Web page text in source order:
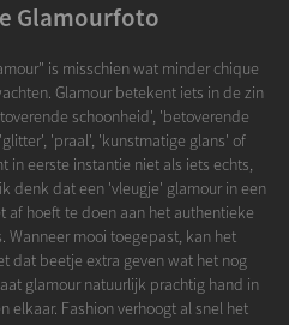
Glamourfoto
is misschien wat minder chique
Glamour betekent iets in de zin
schoonheid', 'betoverende
'praal', 'kunstmatige glans' of
in eerste instantie niet als iets echts,
denk dat een 'vleugje' glamour in een
af hoeft te doen aan het authentieke
Wanneer mooi toegepast, kan het
dat beetje extra geven wat het nog
glamour natuurlijk prachtig hand in
elkaar. Fashion verhoogt al snel het